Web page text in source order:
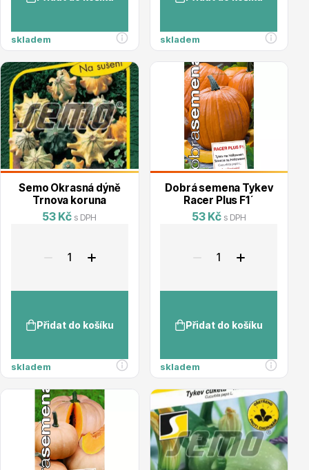
Popínavé rostliny
Listnaté stromy
Dekorace
skladem skladem
Semo Okrasná dýně
Trnova koruna
53 Kč s DPH
Přidat do košíku
skladem
Dobrá semena Tykev
Racer Plus F1´
53 Kč s DPH
Přidat do košíku
skladem